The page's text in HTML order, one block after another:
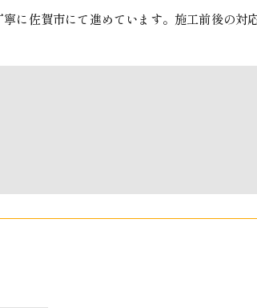
に佐賀市にて進めています。施工前後の対